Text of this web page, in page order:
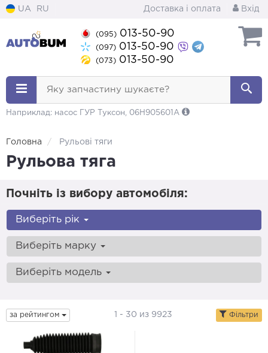
UA RU Доставка і оплата Вхід
(095) 013-50-90
(097) 013-50-90
(073) 013-50-90
Яку запчастину шукаєте?
Наприклад: насос ГУР Туксон, 06H905601A
Головна Рульові тяги
Рульова тяга
Почніть із вибору автомобіля:
Виберіть рік
Виберіть марку
Виберіть модель
за рейтингом 1 - 30 из 9923 Фільтри